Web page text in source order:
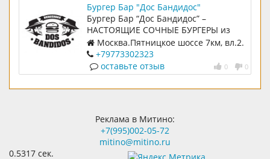
Бургер Бар "Дос Бандидос"
Бургер Бар “Дос Бандидос” –
НАСТОЯЩИЕ СОЧНЫЕ БУРГЕРЫ из
МРАМОРНОЙ ГОВЯДИНЫ на вынос и
на доставку
Москва.Пятницкое шоссе 7км, вл.2.
ТП ОТРАДА
+79773302323
0 0
оставьте отзыв
Реклама в Митино:
+7(995)002-05-72
mitino@mitino.ru
0.5317 сек.